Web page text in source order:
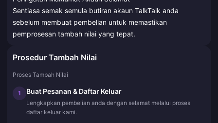
Sentiasa semak semula butiran akaun TalkTalk anda
sebelum membuat pembelian untuk memastikan
pemprosesan tambah nilai yang tepat.
Prosedur Tambah Nilai
Proses Tambah Nilai
1 Buat Pesanan & Daftar Keluar
Lengkapkan pembelian anda dengan selamat melalui proses
daftar keluar kami.